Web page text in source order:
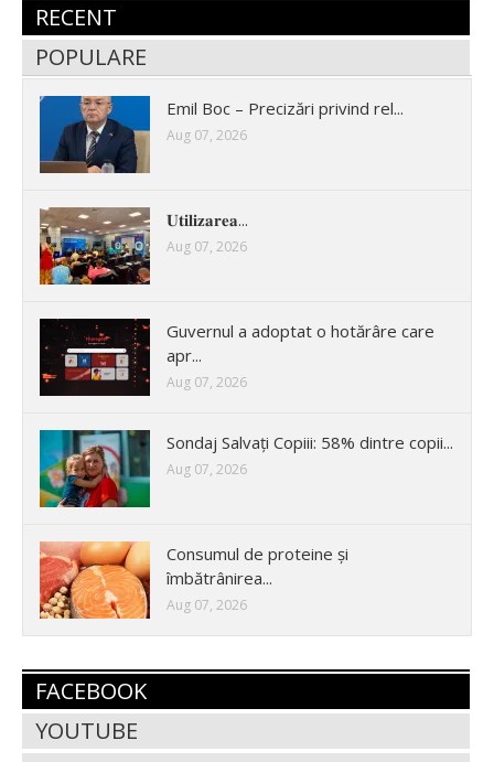
RECENT
POPULARE
Emil Boc – Precizări privind rel...
Aug 07, 2026
𝐔𝐭𝐢𝐥𝐢𝐳𝐚𝐫𝐞𝐚...
Aug 07, 2026
Guvernul a adoptat o hotărâre care
apr...
Aug 07, 2026
Sondaj Salvați Copiii: 58% dintre copii...
Aug 07, 2026
Consumul de proteine și
îmbătrânirea...
Aug 07, 2026
FACEBOOK
YOUTUBE